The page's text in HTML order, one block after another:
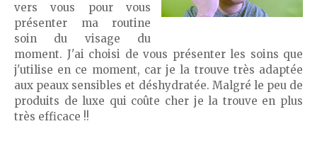
vers vous pour vous
présenter ma routine
soin du visage du
moment. J'ai choisi de vous présenter les soins que
j'utilise en ce moment, car je la trouve très adaptée
aux peaux sensibles et déshydratée. Malgré le peu de
produits de luxe qui coûte cher je la trouve en plus
très efficace !!